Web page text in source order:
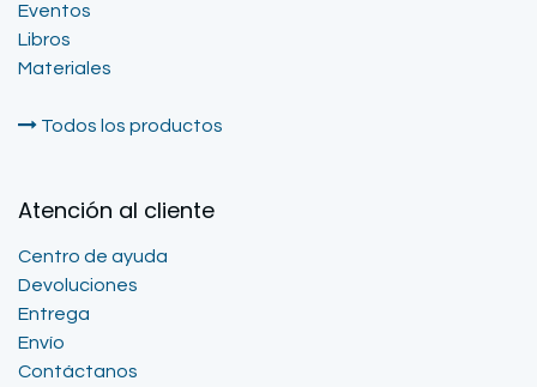
Eventos
Libros
Materiales
Todos los productos
Atención al cliente
Centro de ayuda
Devoluciones
Entrega
Envío
Contáctanos